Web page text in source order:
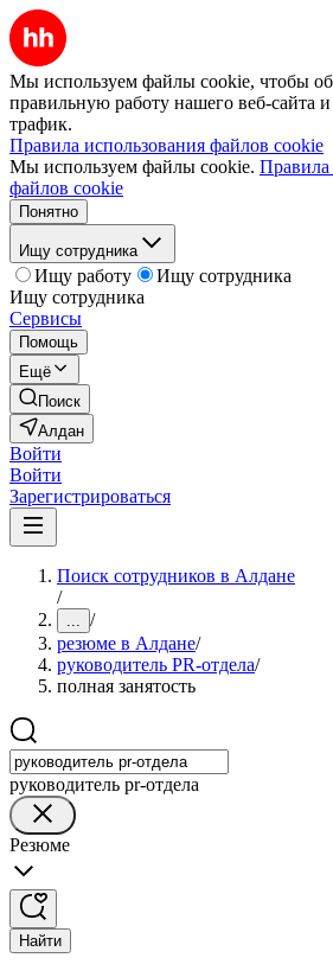
Мы используем файлы cookie, чтобы
правильную работу нашего веб-сайта и
трафик.
Правила использования файлов cookie
Мы используем файлы cookie. Правила
файлов cookie
Понятно
Ищу сотрудника
Ищу работу
Ищу сотрудника
Ищу сотрудника
Сервисы
Помощь
Ещё
Поиск
Алдан
Войти
Войти
Зарегистрироваться
Поиск сотрудников в Алдане
/
... /
резюме в Алдане/
руководитель PR-отдела/
полная занятость
руководитель pr-отдела
Резюме
Найти